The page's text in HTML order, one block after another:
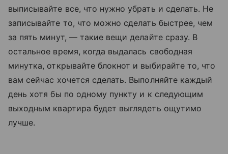
выписывайте все, что нужно убрать и сделать. Не
записывайте то, что можно сделать быстрее, чем
за пять минут, — такие вещи делайте сразу. В
остальное время, когда выдалась свободная
минутка, открывайте блокнот и выбирайте то, что
вам сейчас хочется сделать. Выполняйте каждый
день хотя бы по одному пункту и к следующим
выходным квартира будет выглядеть ощутимо
лучше.